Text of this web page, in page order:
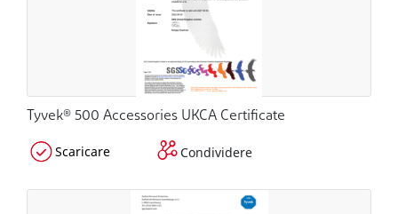
Tyvek® 500 Accessories UKCA Certificate
Scaricare Condividere